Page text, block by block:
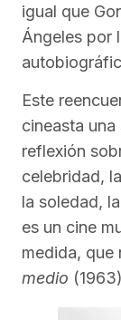
igual que
Ángeles por
Este
cineasta
reflexión
celebridad,
la soledad,
es un cine
medida, que
medio